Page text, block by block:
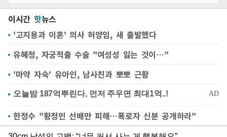
이시간 핫뉴스
'고지용과 이혼' 의사 허양임, 새 출발했다
유혜정, 자궁적출 수술 "여성성 잃는 것이…"
'마약 자숙' 유아인, 남사친과 뽀뽀 근황
한정수 "황정민 선배만 피해…폭로자 신분 공개하라"